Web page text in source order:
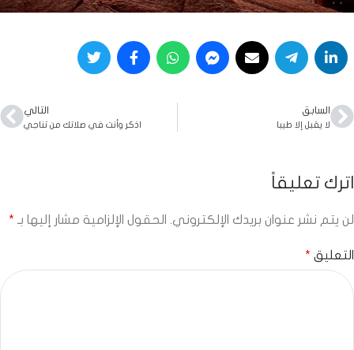
السابق
لا يقبل إلا طيبا
التالي
اذكر وأنت في صلاتك من تناجي
اترك تعليقاً
لن يتم نشر عنوان بريدك الإلكتروني. الحقول الإلزامية مشار إليها بـ *
التعليق *